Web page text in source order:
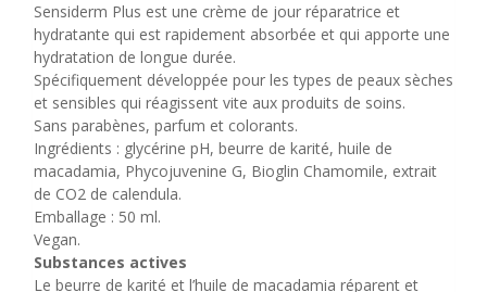
Sensiderm Plus est une crème de jour réparatrice et
hydratante qui est rapidement absorbée et qui apporte une
hydratation de longue durée.
Spécifiquement développée pour les types de peaux sèches
et sensibles qui réagissent vite aux produits de soins.
Sans parabènes, parfum et colorants.
Ingrédients : glycérine pH, beurre de karité, huile de
macadamia, Phycojuvenine G, Bioglin Chamomile, extrait
de CO2 de calendula.
Emballage : 50 ml.
Vegan.
Substances actives
Le beurre de karité et l’huile de macadamia réparent et